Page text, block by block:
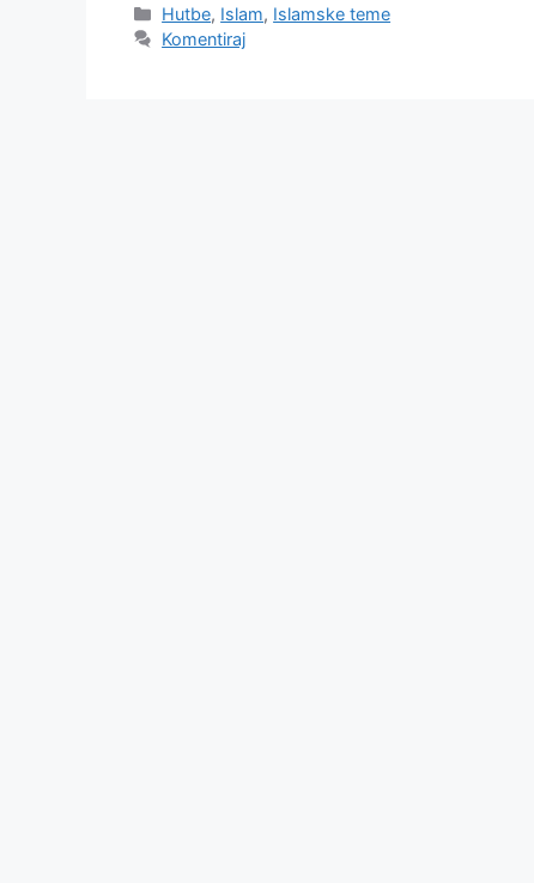
Kategorije
Hutbe, Islam, Islamske teme
Komentiraj